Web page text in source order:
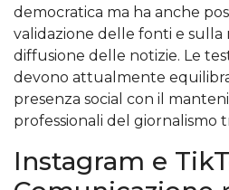
democratica ma ha anche
validazione delle fonti e sulla
diffusione delle notizie. Le
devono attualmente
presenza social con il
professionali del giornalismo
Instagram e